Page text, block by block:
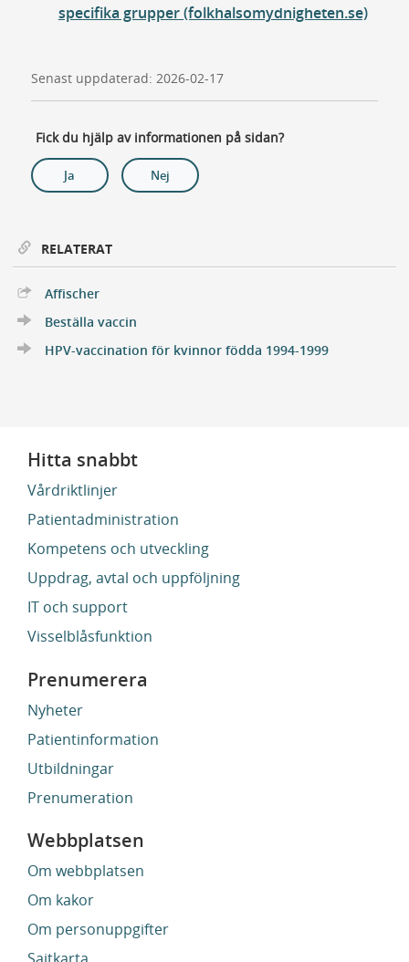
specifika grupper (folkhalsomydnigheten.se)
Senast uppdaterad: 2026-02-17
Fick du hjälp av informationen på sidan?
Ja Nej
RELATERAT
AffischerExtern Länk
Beställa vaccin
HPV-vaccination för kvinnor födda 1994-1999
Hitta snabbt
Vårdriktlinjer
Patientadministration
Kompetens och utveckling
Uppdrag, avtal och uppföljning
IT och support
Visselblåsfunktion
Prenumerera
Nyheter
Patientinformation
Utbildningar
Prenumeration
Webbplatsen
Om webbplatsen
Om kakor
Om personuppgifter